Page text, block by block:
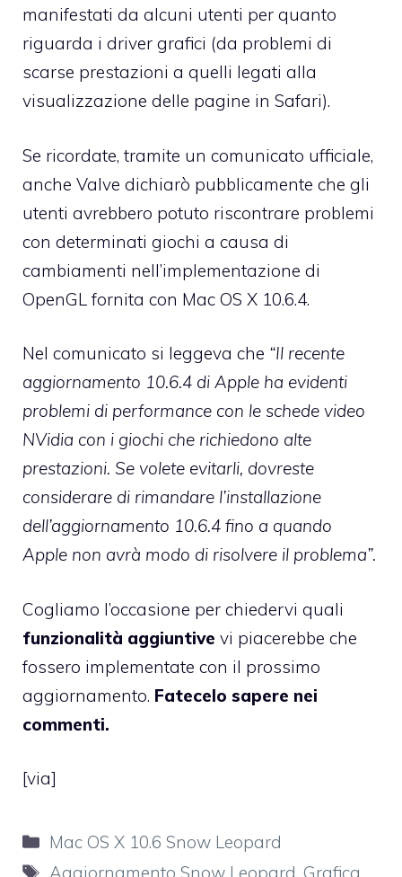
manifestati da alcuni utenti per quanto
riguarda i driver grafici (da problemi di
scarse prestazioni a quelli legati alla
visualizzazione delle pagine in Safari).
Se ricordate, tramite un comunicato ufficiale,
anche Valve dichiarò pubblicamente che gli
utenti avrebbero potuto riscontrare problemi
con determinati giochi a causa di
cambiamenti nell’implementazione di
OpenGL fornita con Mac OS X 10.6.4.
Nel comunicato si leggeva che “Il recente
aggiornamento 10.6.4 di Apple ha evidenti
problemi di performance con le schede video
NVidia con i giochi che richiedono alte
prestazioni. Se volete evitarli, dovreste
considerare di rimandare l’installazione
dell’aggiornamento 10.6.4 fino a quando
Apple non avrà modo di risolvere il problema”.
Cogliamo l’occasione per chiedervi quali
funzionalità aggiuntive vi piacerebbe che
fossero implementate con il prossimo
aggiornamento. Fatecelo sapere nei
commenti.
[via]
Categorie
Mac OS X 10.6 Snow Leopard
Tag
Aggiornamento Snow Leopard Grafica